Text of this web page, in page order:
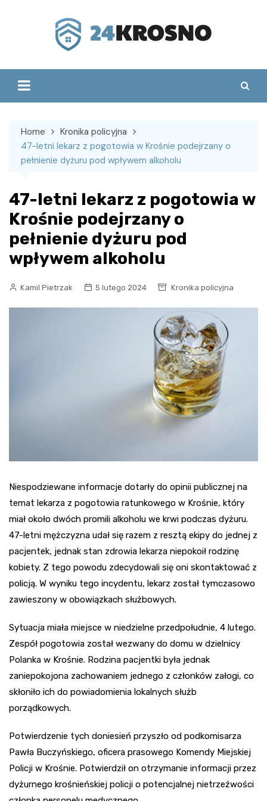
Home
Kronika policyjna
47-letni lekarz z pogotowia w Krośnie podejrzany o
pełnienie dyżuru pod wpływem alkoholu
47-letni lekarz z pogotowia w
Krośnie podejrzany o
pełnienie dyżuru pod
wpływem alkoholu
Kamil Pietrzak 5 lutego 2024 Kronika policyjna
Niespodziewane informacje dotarły do opinii publicznej na
temat lekarza z pogotowia ratunkowego w Krośnie, który
miał około dwóch promili alkoholu we krwi podczas dyżuru.
47-letni mężczyzna udał się razem z resztą ekipy do jednej z
pacjentek, jednak stan zdrowia lekarza niepokoił rodzinę
kobiety. Z tego powodu zdecydowali się oni skontaktować z
policją. W wyniku tego incydentu, lekarz został tymczasowo
zawieszony w obowiązkach służbowych.
Sytuacja miała miejsce w niedzielne przedpołudnie, 4 lutego.
Zespół pogotowia został wezwany do domu w dzielnicy
Polanka w Krośnie. Rodzina pacjentki była jednak
zaniepokojona zachowaniem jednego z członków załogi, co
skłoniło ich do powiadomienia lokalnych służb
porządkowych.
Potwierdzenie tych doniesień przyszło od podkomisarza
Pawła Buczyńskiego, oficera prasowego Komendy Miejskiej
Policji w Krośnie. Potwierdził on otrzymanie informacji przez
dyżurnego krośnieńskiej policji o potencjalnej nietrzeźwości